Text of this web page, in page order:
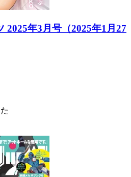
2025年3月号（2025年1月27